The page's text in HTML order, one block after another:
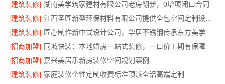
[建筑装修] 湖南美学筑家建材有限公司老房翻新，0增项闭口合同
[建筑装修]
江西圣匠新型环保材料有限公司提供全包空间定制设计方案
[建筑装修] 匠心制作新中式设计公司，华居不锈钢传承东方美学
[招商加盟] 同城快装：本地婚房一站式装修，一口价工期有保障
[招商加盟] 嘉兴美居乐新房装修空间规划案例
[建筑装修] 家庭装修个性定制收费标准顶派全铝高端定制